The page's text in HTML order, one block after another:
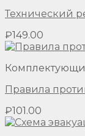
Технический
₽149.00
Правила
₽101.00